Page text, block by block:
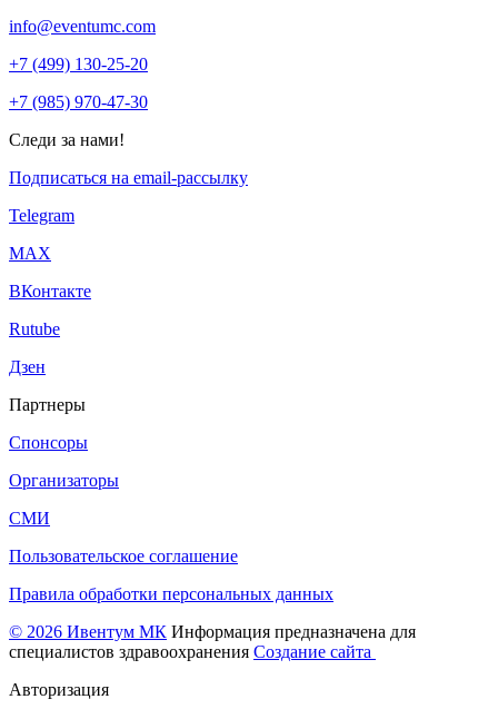
info@eventumc.com
+7 (499) 130-25-20
+7 (985) 970-47-30
Следи за нами!
Подписаться на email-рассылку
Telegram
МАХ
ВКонтакте
Rutube
Дзен
Партнеры
Спонсоры
Организаторы
СМИ
Пользовательское соглашение
Правила обработки персональных данных
© 2026 Ивентум МК Информация предназначена для
специалистов здравоохранения Создание сайта
Авторизация